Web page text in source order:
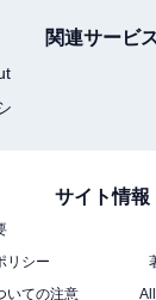
還元されること
関連サービ
サイト情報
リシー
いての注意